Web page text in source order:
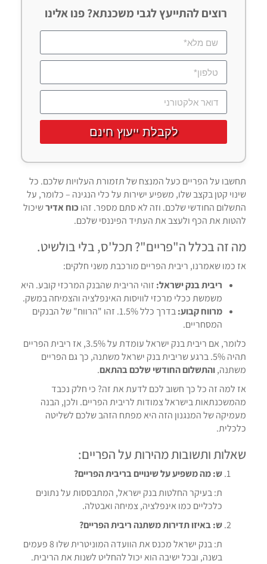
רוצים להתייעץ לגבי משכנתא? פנו אלינו
לקבלת ייעוץ חינם
תחשבו על הפריים כעל המנצח של תזמורת העלויות שלכם. כל
שינוי קטן בקצב שלו, משפיע ישירות על כלי הנגינה – כלומר, על
התשלום החודשי שלכם. וזה לא סתם מספר. זהו כוח אדירשיכול
להטות את הכף ולעצב את העתיד הפיננסי שלכם.
מה זה בכלל ה"פריים"? תכל'ס, בלי בולשיט.
אז כמו שאמרנו, ריבית הפריים מורכבת משני חלקים:
ריבית בנק ישראל: זוהי הריבית שהבנק המרכזי קובע. היא
משמשת ככלי מרכזי לוויסות האינפלציה והצמיחה במשק.
מרווח קבוע:
בדרך כלל 1.5%. זהו "הרווח" של הבנקים
המסחריים.
כלומר, אם ריבית בנק ישראל עומדת על 3.5%, אז ריבית הפריים
תהיה 5%. ברגע שריבית בנק ישראל משתנה, כך גם הפריים
משתנה,והתשלום החודשי שלכם בהתאם.
אז למה זה כל כך חשוב לכם לדעת את זה? כי חלק נכבד
מהמשכנתאות בישראל צמודות לריבית הפריים. ולכן, הבנה
מעמיקה של המנגנון הזה היאמפתח הזהבשלכם לשליטה
כלכלית.
שאלות ותשובות מהירות על הפריים:
ש: מה משפיע על שינויים בריבית הפריים?
ת: בעיקר החלטות בנק ישראל, המתבססות על נתונים
כלכליים כמו אינפלציה, צמיחה ואבטלה.
ש: באיזו תדירות משתנה ריבית הפריים?
ת: בנק ישראל מכנס את הוועדה המוניטרית שלו 8 פעמים
בשנה, ובכל ישיבה הוא יכול להחליט לשנות את הריבית.